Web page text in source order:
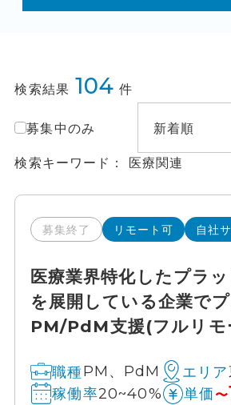
検索結果 104 件
募集中のみ 新着順
検索キーワード 医療関連
募集終了 リモート可 自社
医療業界特化したプラ
を展開している企業で
PM/PdM支援(フルリモ
職種PM、PdM エリア
稼働率20~40% 単価 〜